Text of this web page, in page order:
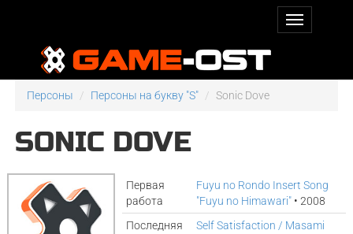
Персоны Персоны на букву "S" Sonic Dove
SONIC DOVE
Первая
работа
Fuyu no Rondo Insert Song
"Fuyu no Himawari" • 2008
Последняя
Self Satisfaction / Masami